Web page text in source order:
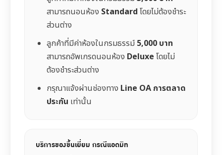
สามารถนอนห้อง Standard โดยไม่ต้องชำระ
ส่วนต่าง
ลูกค้าที่มีค่าห้องในกรมธรรม์ 5,000 บาท
สามารถอัพเกรดนอนห้อง Deluxe โดยไม่
ต้องชำระส่วนต่าง
กรุณาแจ้งผ่านช่องทาง Line OA การตลาด
ประกัน เท่านั้น
บริการของขึ้นเยี่ยม กรณีแอดมิท